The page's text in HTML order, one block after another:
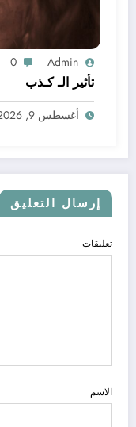
Admin
0
تأثير الـ كـذب
أغسطس 9, 2026
إرسال التعليق
تعليقات
الاسم